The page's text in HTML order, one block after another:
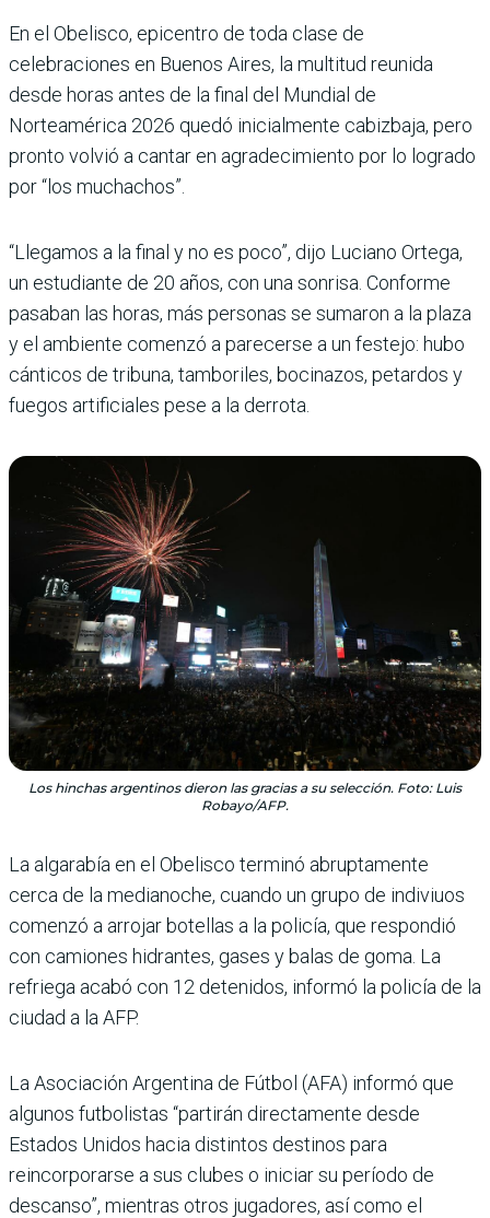
En el Obelisco, epicentro de toda clase de
celebraciones en Buenos Aires, la multitud reunida
desde horas antes de la final del Mundial de
Norteamérica 2026 quedó inicialmente cabizbaja, pero
pronto volvió a cantar en agradecimiento por lo logrado
por “los muchachos”.
“Llegamos a la final y no es poco”, dijo Luciano Ortega,
un estudiante de 20 años, con una sonrisa. Conforme
pasaban las horas, más personas se sumaron a la plaza
y el ambiente comenzó a parecerse a un festejo: hubo
cánticos de tribuna, tamboriles, bocinazos, petardos y
fuegos artificiales pese a la derrota.
Los hinchas argentinos dieron las gracias a su selección. Foto: Luis
Robayo/AFP.
La algarabía en el Obelisco terminó abruptamente
cerca de la medianoche, cuando un grupo de indiviuos
comenzó a arrojar botellas a la policía, que respondió
con camiones hidrantes, gases y balas de goma. La
refriega acabó con 12 detenidos, informó la policía de la
ciudad a la AFP.
La Asociación Argentina de Fútbol (AFA) informó que
algunos futbolistas “partirán directamente desde
Estados Unidos hacia distintos destinos para
reincorporarse a sus clubes o iniciar su período de
descanso”, mientras otros jugadores, así como el